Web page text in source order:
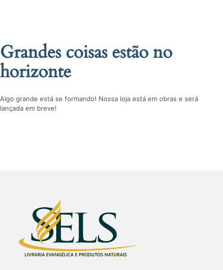
Grandes coisas estão no
horizonte
Algo grande está se formando! Nossa loja está em obras e será
lançada em breve!